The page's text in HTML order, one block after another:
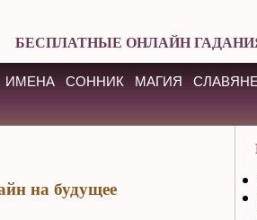
БЕСПЛАТНЫЕ ОНЛАЙН
ИМЕНА СОННИК МАГИЯ СЛАВЯНЕ
на будущее